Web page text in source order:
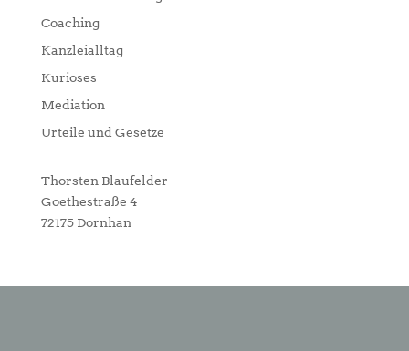
Coaching
Kanzleialltag
Kurioses
Mediation
Urteile und Gesetze
Thorsten Blaufelder
Goethestraße 4
72175 Dornhan